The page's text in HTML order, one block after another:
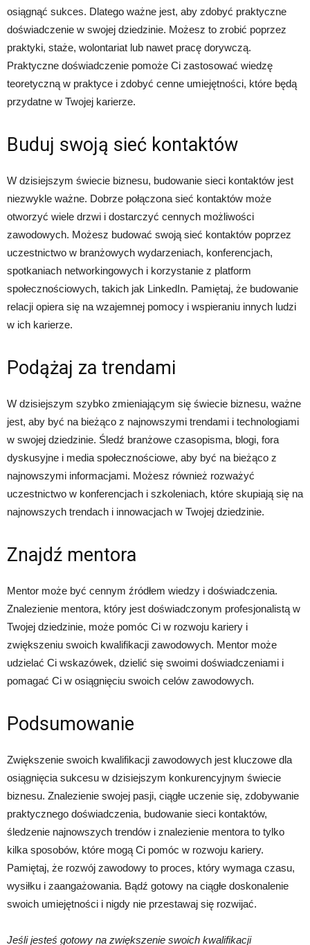
osiągnąć sukces. Dlatego ważne jest, aby zdobyć praktyczne
doświadczenie w swojej dziedzinie. Możesz to zrobić poprzez
praktyki, staże, wolontariat lub nawet pracę dorywczą.
Praktyczne doświadczenie pomoże Ci zastosować wiedzę
teoretyczną w praktyce i zdobyć cenne umiejętności, które będą
przydatne w Twojej karierze.
Buduj swoją sieć kontaktów
W dzisiejszym świecie biznesu, budowanie sieci kontaktów jest
niezwykle ważne. Dobrze połączona sieć kontaktów może
otworzyć wiele drzwi i dostarczyć cennych możliwości
zawodowych. Możesz budować swoją sieć kontaktów poprzez
uczestnictwo w branżowych wydarzeniach, konferencjach,
spotkaniach networkingowych i korzystanie z platform
społecznościowych, takich jak LinkedIn. Pamiętaj, że budowanie
relacji opiera się na wzajemnej pomocy i wspieraniu innych ludzi
w ich karierze.
Podążaj za trendami
W dzisiejszym szybko zmieniającym się świecie biznesu, ważne
jest, aby być na bieżąco z najnowszymi trendami i technologiami
w swojej dziedzinie. Śledź branżowe czasopisma, blogi, fora
dyskusyjne i media społecznościowe, aby być na bieżąco z
najnowszymi informacjami. Możesz również rozważyć
uczestnictwo w konferencjach i szkoleniach, które skupiają się na
najnowszych trendach i innowacjach w Twojej dziedzinie.
Znajdź mentora
Mentor może być cennym źródłem wiedzy i doświadczenia.
Znalezienie mentora, który jest doświadczonym profesjonalistą w
Twojej dziedzinie, może pomóc Ci w rozwoju kariery i
zwiększeniu swoich kwalifikacji zawodowych. Mentor może
udzielać Ci wskazówek, dzielić się swoimi doświadczeniami i
pomagać Ci w osiągnięciu swoich celów zawodowych.
Podsumowanie
Zwiększenie swoich kwalifikacji zawodowych jest kluczowe dla
osiągnięcia sukcesu w dzisiejszym konkurencyjnym świecie
biznesu. Znalezienie swojej pasji, ciągłe uczenie się, zdobywanie
praktycznego doświadczenia, budowanie sieci kontaktów,
śledzenie najnowszych trendów i znalezienie mentora to tylko
kilka sposobów, które mogą Ci pomóc w rozwoju kariery.
Pamiętaj, że rozwój zawodowy to proces, który wymaga czasu,
wysiłku i zaangażowania. Bądź gotowy na ciągłe doskonalenie
swoich umiejętności i nigdy nie przestawaj się rozwijać.
Jeśli jesteś gotowy na zwiększenie swoich kwalifikacji